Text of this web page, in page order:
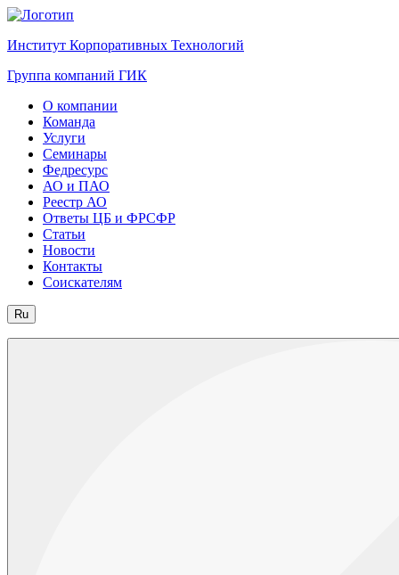
Институт Корпоративных Технологий
Группа компаний ГИК
О компании
Команда
Услуги
Семинары
Федресурс
АО и ПАО
Реестр АО
Ответы ЦБ и ФРСФР
Статьи
Новости
Контакты
Соискателям
Ru